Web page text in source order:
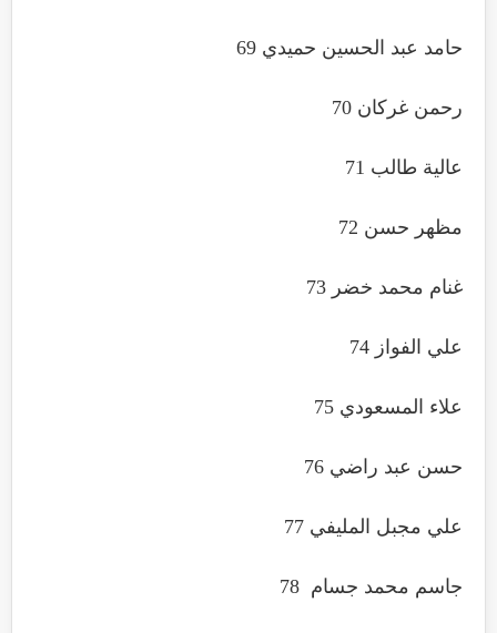
حامد عبد الحسين حميدي 69
رحمن غركان 70
عالية طالب 71
مظهر حسن 72
غنام محمد خضر 73
علي الفواز 74
علاء المسعودي 75
حسن عبد راضي 76
علي مجبل المليفي 77
جاسم محمد جسام 78